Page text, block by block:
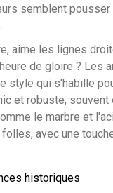
semblent pousser
aime les lignes
de gloire ? Les
style qui s'habille
et robuste, souvent
le marbre et
avec une
historiques